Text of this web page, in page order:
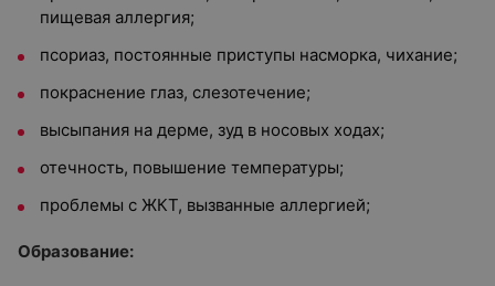
пищевая аллергия;
псориаз, постоянные приступы насморка, чихание;
покраснение глаз, слезотечение;
высыпания на дерме, зуд в носовых ходах;
отечность, повышение температуры;
проблемы с ЖКТ, вызванные аллергией;
Образование: